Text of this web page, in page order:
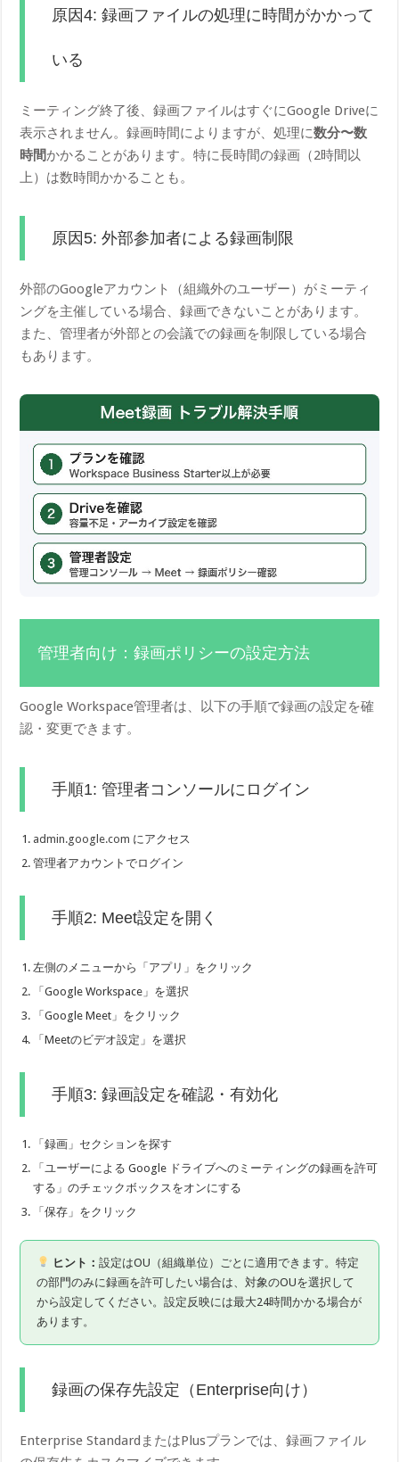
原因4: 録画ファイルの処理に時間がかかって
いる
ミーティング終了後、録画ファイルはすぐにGoogle Driveに
表示されません。録画時間によりますが、処理に数分〜数
時間かかることがあります。特に長時間の録画（2時間以
上）は数時間かかることも。
原因5: 外部参加者による録画制限
外部のGoogleアカウント（組織外のユーザー）がミーティ
ングを主催している場合、録画できないことがあります。
また、管理者が外部との会議での録画を制限している場合
もあります。
管理者向け：録画ポリシーの設定方法
Google Workspace管理者は、以下の手順で録画の設定を確
認・変更できます。
手順1: 管理者コンソールにログイン
admin.google.com にアクセス
管理者アカウントでログイン
手順2: Meet設定を開く
左側のメニューから「アプリ」をクリック
「Google Workspace」を選択
「Google Meet」をクリック
「Meetのビデオ設定」を選択
手順3: 録画設定を確認・有効化
「録画」セクションを探す
「ユーザーによる Google ドライブへのミーティングの録画を許可
する」のチェックボックスをオンにする
「保存」をクリック
ヒント：設定はOU（組織単位）ごとに適用できます。特定
の部門のみに録画を許可したい場合は、対象のOUを選択して
から設定してください。設定反映には最大24時間かかる場合が
あります。
録画の保存先設定（Enterprise向け）
Enterprise StandardまたはPlusプランでは、録画ファイル